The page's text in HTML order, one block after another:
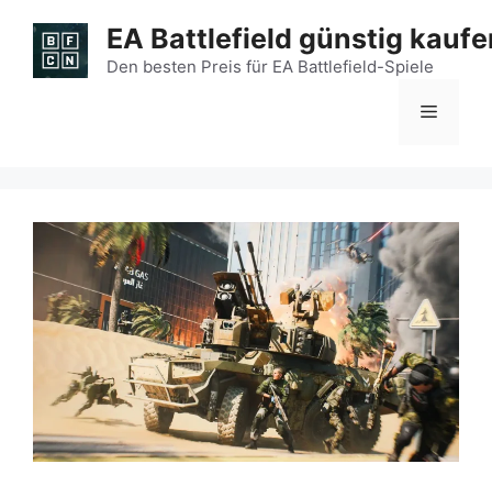
Inhalt
springen
EA Battlefield günstig
Den besten Preis für EA Battlefield-Spiele
Menü